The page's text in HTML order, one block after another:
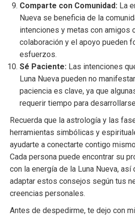
Comparte con Comunidad: La
Nueva se beneficia de la
intenciones y metas con amigos
colaboración y el apoyo pueden
esfuerzos.
Sé Paciente: Las intenciones
Luna Nueva pueden no
paciencia es clave, ya que
requerir tiempo para
Recuerda que la astrología y las
herramientas simbólicas y
ayudarte a conectarte contigo
Cada persona puede encontrar su
con la energía de la Luna Nueva,
adaptar estos consejos según tus
creencias personales.
Antes de despedirme, te dejo con mi